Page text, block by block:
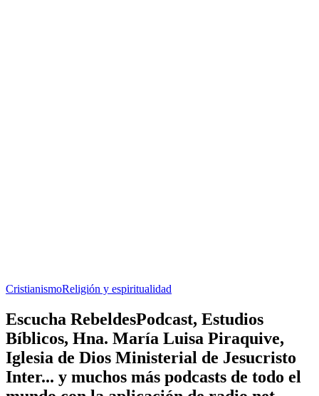
CristianismoReligión y espiritualidad
Escucha RebeldesPodcast, Estudios
Bíblicos, Hna. María Luisa Piraquive,
Iglesia de Dios Ministerial de Jesucristo
Inter... y muchos más podcasts de todo el